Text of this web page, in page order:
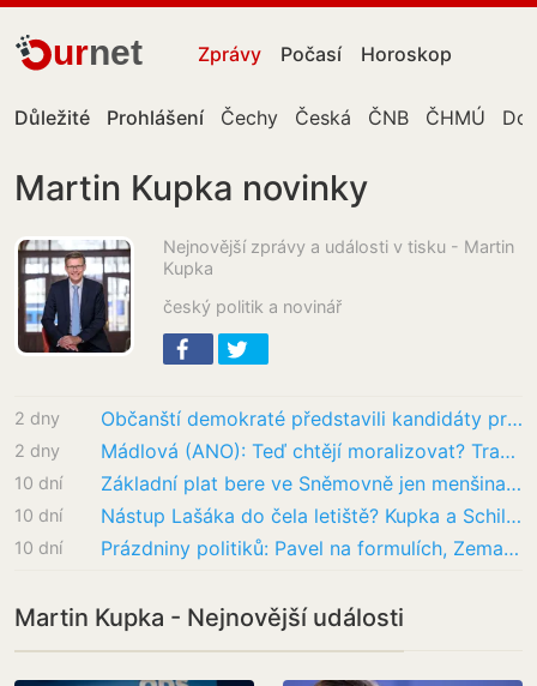
urnet Zprávy Počasí Horoskop
Důležité Prohlášení Čechy Česká ČNB ČHMÚ
Martin Kupka novinky
Nejnovější zprávy a události v tisku - Martin
Kupka
český politik a novinář
2 dny Občanští demokraté představili kandidáty pro podzimní volby
2 dny Mádlová (ANO): Teď chtějí moralizovat? Trapné
10 dní Základní plat bere ve Sněmovně jen menšina poslanců. Je mezi nimi Fiala i Kupka
10 dní Nástup Lašáka do čela letiště? Kupka a Schillerová se hádají: Spor o stamilionové smlouvy!
10 dní Prázdniny politiků: Pavel na formulích, Zeman jede na chatu, Havlíček s Betynou. A…
Martin Kupka - Nejnovější události